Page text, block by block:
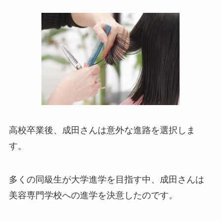
高校卒業後、成田さんは意外な進路を選択しま
す。
多くの同級生が大学進学を目指す中、成田さんは
美容専門学校への進学を決意したのです。